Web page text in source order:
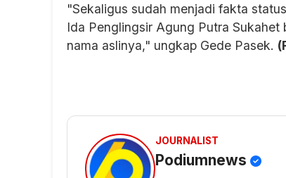
"Sekaligus sudah menjadi fakta
Ida Penglingsir Agung Putra
nama aslinya," ungkap Gede Pasek.
JOURNALIST
Podiumnews